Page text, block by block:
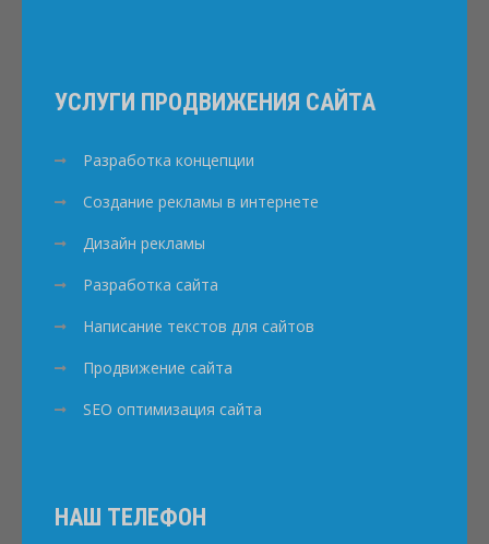
УСЛУГИ ПРОДВИЖЕНИЯ САЙТА
Разработка концепции
Создание рекламы в интернете
Дизайн рекламы
Разработка сайта
Написание текстов для сайтов
Продвижение сайта
SEO оптимизация сайта
НАШ ТЕЛЕФОН